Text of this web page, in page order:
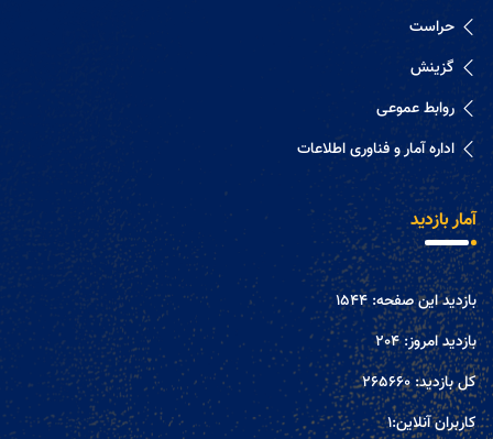
حراست
گزینش
روابط عموعی
اداره آمار و فناوری اطلاعات
آمار بازدید
بازدید این صفحه:1544
بازدید امروز:204
کل بازدید:265660
کاربران آنلاین:1